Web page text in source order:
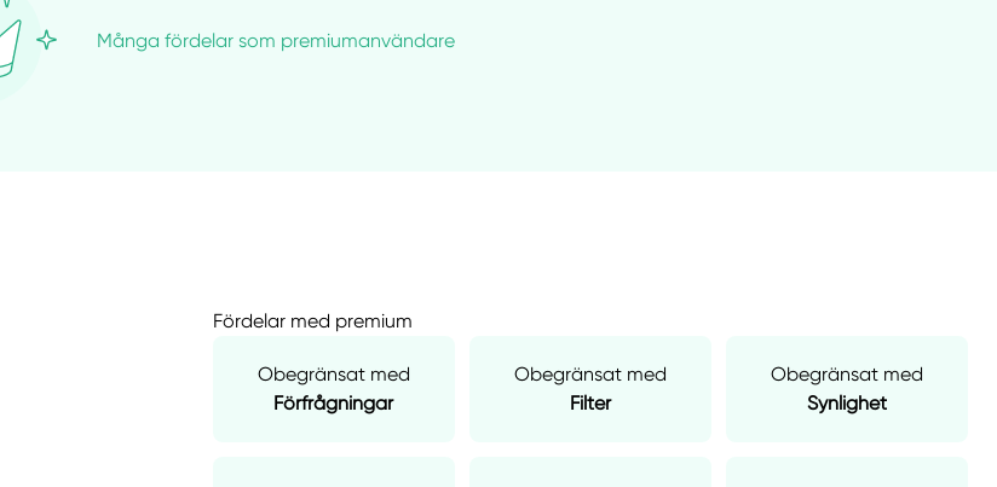
Många fördelar som premiumanvändare
Fördelar med premium
Obegränsat med
Förfrågningar
Obegränsat med
Filter
Obegränsat med
Synlighet